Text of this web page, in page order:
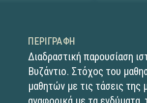
ΠΕΡΙΓΡΑΦΉ
Διαδραστική παρουσίαση
Βυζάντιο. Στόχος του
μαθητών με τις τάσεις